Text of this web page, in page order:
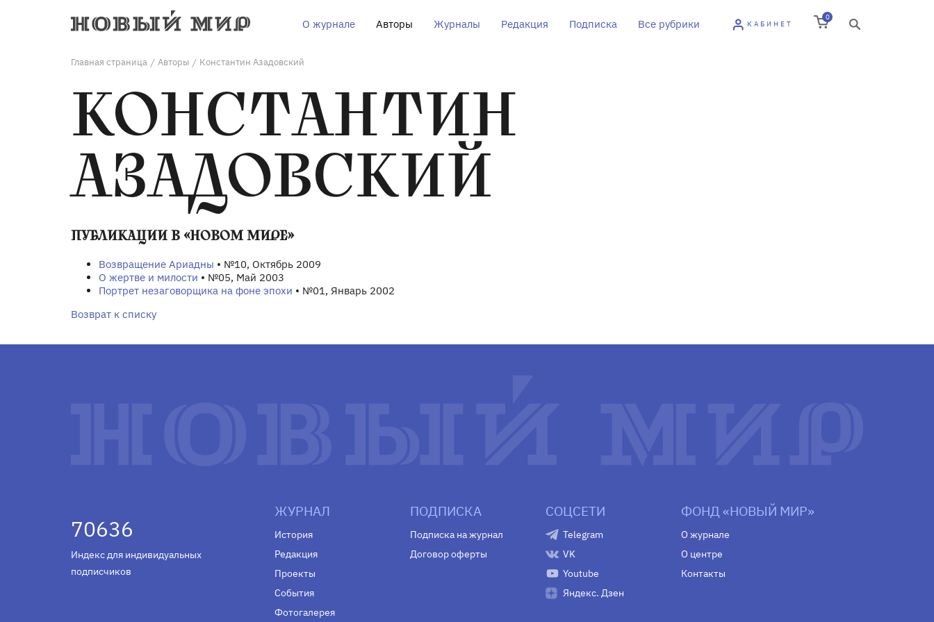
О журнале Авторы Журналы Редакция Подписка Все рубрики КАБИНЕТ
0
Главная страница / Авторы / Константин Азадовский
КОНСТАНТИН
АЗАДОВСКИЙ
ПУБЛИКАЦИИ В «НОВОМ МИРЕ»
Возвращение Ариадны • №10, Октябрь 2009
О жертве и милости • №05, Май 2003
Портрет незаговорщика на фоне эпохи • №01, Январь 2002
Возврат к списку
70636
Индекс для индивидуальных
подписчиков
ЖУРНАЛ
История
Редакция
Проекты
События
Фотогалерея
ПОДПИСКА
Подписка на журнал
Договор оферты
СОЦСЕТИ
Telegram
VK
Youtube
Яндекс. Дзен
ФОНД «НОВЫЙ МИР»
О журнале
О центре
Контакты